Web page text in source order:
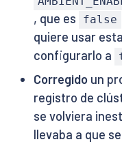
, que es false
quiere usar
configurarlo a
Corregidoun
registro de
se volviera
llevaba a que